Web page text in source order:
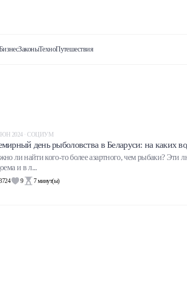
ЗаконыТехноПутешествия
2024 · СОЦИУМ
день рыболовства в Беларуси: на каких
ли найти кого-то более азартного, чем рыбаки? Эти
и в л...
9 7 минут(ы)